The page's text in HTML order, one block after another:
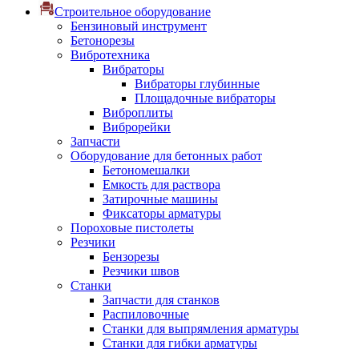
Строительное оборудование
Бензиновый инструмент
Бетонорезы
Вибротехника
Вибраторы
Вибраторы глубинные
Площадочные вибраторы
Виброплиты
Виброрейки
Запчасти
Оборудование для бетонных работ
Бетономешалки
Емкость для раствора
Затирочные машины
Фиксаторы арматуры
Пороховые пистолеты
Резчики
Бензорезы
Резчики швов
Станки
Запчасти для станков
Распиловочные
Станки для выпрямления арматуры
Станки для гибки арматуры